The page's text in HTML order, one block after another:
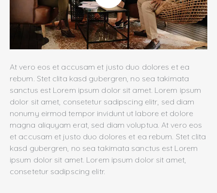
At vero eos et accusam et justo duo dolores et ea
rebum. Stet clita kasd gubergren, no sea takimata
sanctus est Lorem ipsum dolor sit amet. Lorem ipsum
dolor sit amet, consetetur sadipscing elitr, sed diam
nonumy eirmod tempor invidunt ut labore et dolore
magna aliquyam erat, sed diam voluptua. At vero eos
et accusam et justo duo dolores et ea rebum. Stet clita
kasd gubergren, no sea takimata sanctus est Lorem
ipsum dolor sit amet. Lorem ipsum dolor sit amet,
consetetur sadipscing elitr.